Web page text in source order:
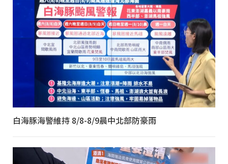
白海豚海警維持 8/8-8/9晨中北部防豪雨